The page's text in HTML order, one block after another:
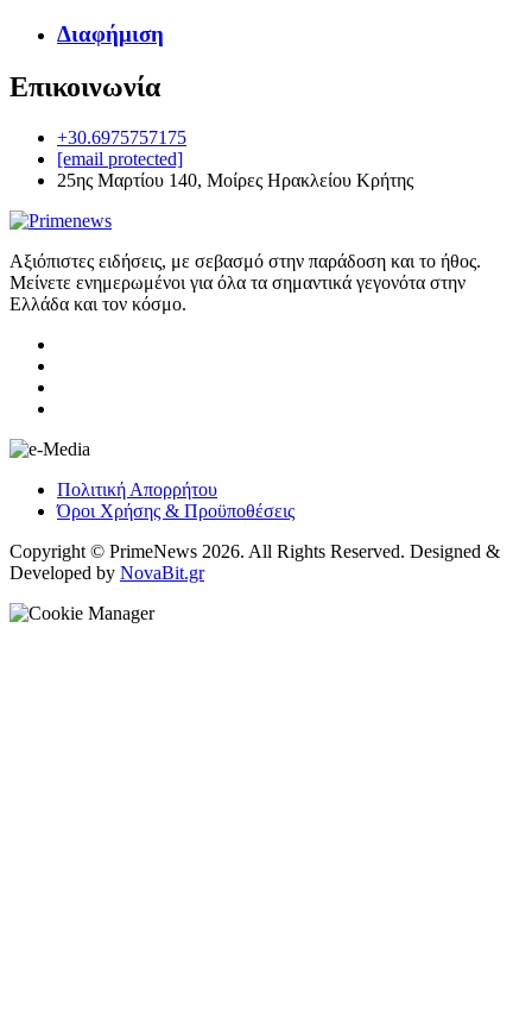
Διαφήμιση
Επικοινωνία
+30.6975757175
[email protected]
25ης Μαρτίου 140, Μοίρες Ηρακλείου Κρήτης
Αξιόπιστες ειδήσεις, με σεβασμό στην παράδοση και το ήθος.
Μείνετε ενημερωμένοι για όλα τα σημαντικά γεγονότα στην
Ελλάδα και τον κόσμο.
Πολιτική Απορρήτου
Όροι Χρήσης & Προϋποθέσεις
Copyright © PrimeNews 2026. All Rights Reserved. Designed &
Developed by NovaBit.gr